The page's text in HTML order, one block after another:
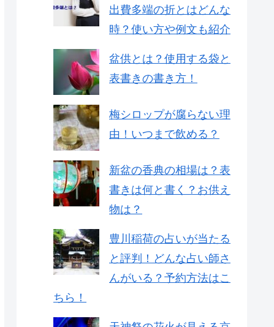
出費多端の折とはどんな
時？使い方や例文も紹介
盆供とは？使用する袋と
表書きの書き方！
梅シロップが腐らない理
由！いつまで飲める？
新盆の香典の相場は？表
書きは何と書く？お供え
物は？
豊川稲荷の占いが当たる
と評判！どんな占い師さ
んがいる？予約方法はこ
ちら！